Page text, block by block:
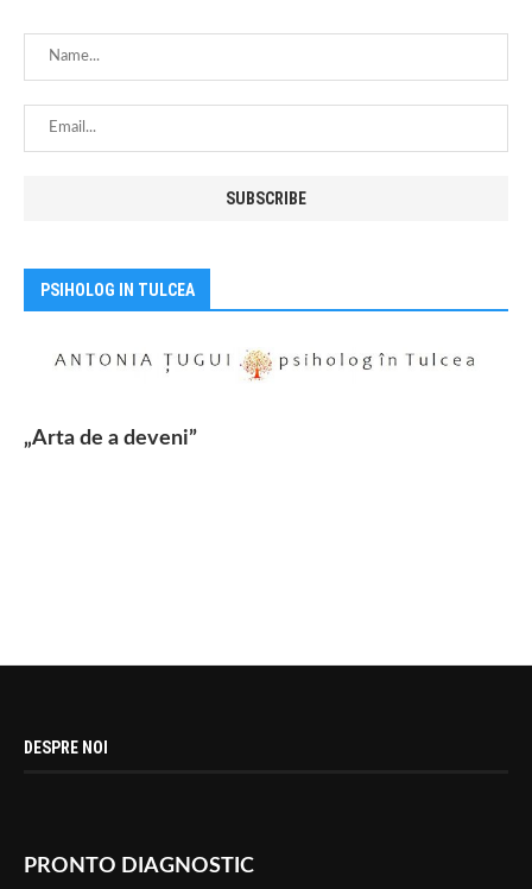
PSIHOLOG IN TULCEA
„Arta de a deveni”
DESPRE NOI
PRONTO DIAGNOSTIC